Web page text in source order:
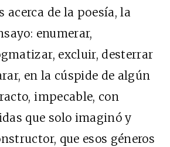
acerca de la poesía, la
enumerar,
excluir, desterrar
en la cúspide de algún
impecable, con
que solo imaginó y
que esos géneros